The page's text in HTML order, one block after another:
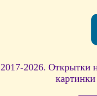
2017-2026. Открытки